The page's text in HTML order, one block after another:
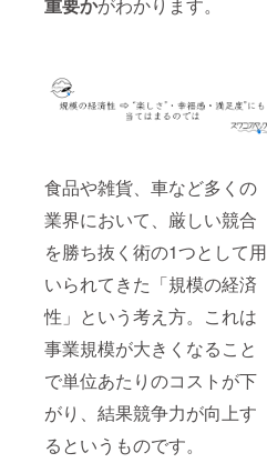
重要かがわかります。
食品や雑貨、車など多くの
業界において、厳しい競合
を勝ち抜く術の1つとして用
いられてきた「規模の経済
性」という考え方。これは
事業規模が大きくなること
で単位あたりのコストが下
がり、結果競争力が向上す
るというものです。